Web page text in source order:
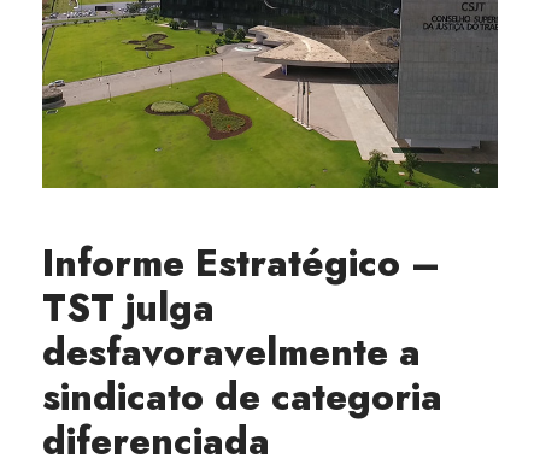
Informe Estratégico –
TST julga
desfavoravelmente a
sindicato de categoria
diferenciada